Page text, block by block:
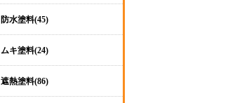
防水塗料(45)
ムキ塗料(24)
遮熱塗料(86)